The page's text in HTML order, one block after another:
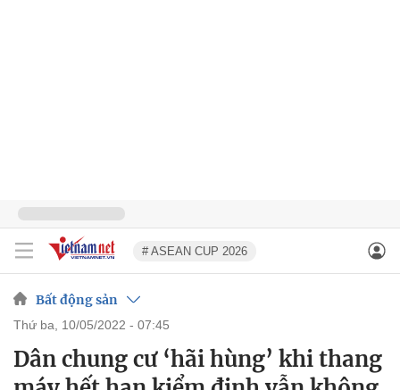
# ASEAN CUP 2026
Bất động sản
thứ ba, 10/05/2022 - 07:45
Dân chung cư ‘hãi hùng’ khi thang